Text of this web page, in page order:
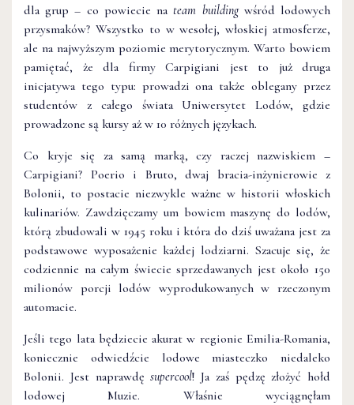
dla grup – co powiecie nateam buildingwśród lodowych
przysmaków? Wszystko to w wesołej, włoskiej atmosferze,
ale na najwyższym poziomie merytorycznym. Warto bowiem
pamiętać, że dla firmy Carpigiani jest to już druga
inicjatywa tego typu: prowadzi ona także oblegany przez
studentów z całego świata Uniwersytet Lodów, gdzie
prowadzone są kursy aż w 10 różnych językach.
Co kryje się za samą marką, czy raczej nazwiskiem –
Carpigiani? Poerio i Bruto, dwaj bracia-inżynierowie z
Bolonii, to postacie niezwykle ważne w historii włoskich
kulinariów. Zawdzięczamy um bowiem maszynę do lodów,
którą zbudowali w 1945 roku i która do dziś uważana jest za
podstawowe wyposażenie każdej lodziarni. Szacuje się, że
codziennie na całym świecie sprzedawanych jest około 150
milionów porcji lodów wyprodukowanych w rzeczonym
automacie.
Jeśli tego lata będziecie akurat w regionie Emilia-Romania,
koniecznie odwiedźcie lodowe miasteczko niedaleko
Bolonii. Jest naprawdęsupercool! Ja zaś pędzę złożyć hołd
lodowej Muzie. Właśnie wyciągnęłam